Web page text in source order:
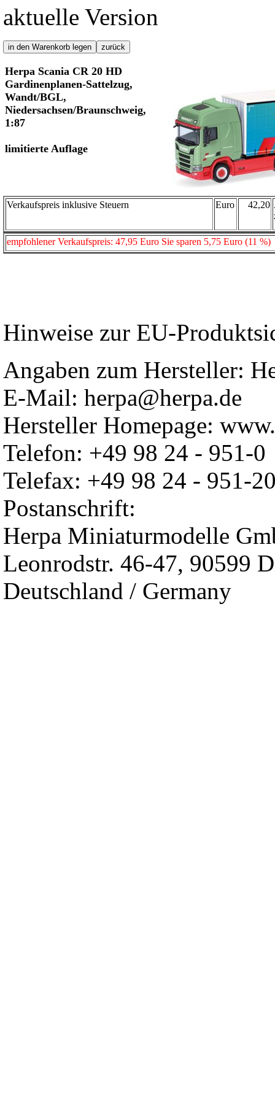
aktuelle Version
Herpa Scania CR 20 HD
Gardinenplanen-Sattelzug,
Wandt/BGL,
Niedersachsen/Braunschweig,
1:87
limitierte Auflage
Verkaufspreis inklusive Steuern Euro 42,20
empfohlener Verkaufspreis: 47,95 Euro Sie sparen 5,75 Euro (11 %)
Hinweise zur EU-
Angaben zum Hersteller:
E-Mail: herpa@herpa.de
Hersteller Homepage:
Telefon: +49 98 24 - 951-0
Telefax: +49 98 24 - 951-
Postanschrift:
Herpa Miniaturmodelle
Leonrodstr. 46-47, 90599
Deutschland / Germany